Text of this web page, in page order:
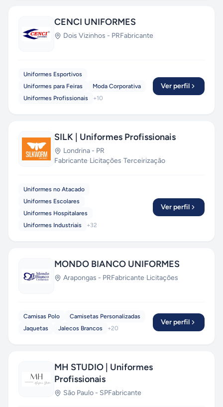
CENCI UNIFORMES
Dois Vizinhos - PRFabricante
Uniformes Esportivos
Uniformes para Feiras
Moda Corporativa
Uniformes Profissionais
+10
Ver perfil
SILK | Uniformes Profissionais
Londrina - PR
Fabricante·Licitações·Terceirização
Uniformes no Atacado
Uniformes Escolares
Uniformes Hospitalares
Uniformes Industriais
+32
Ver perfil
MONDO BIANCO UNIFORMES
Arapongas - PRFabricante·Licitações
Camisas Polo
Camisetas Personalizadas
Jaquetas
Jalecos Brancos +20
Ver perfil
MH STUDIO | Uniformes
Profissionais
São Paulo - SPFabricante